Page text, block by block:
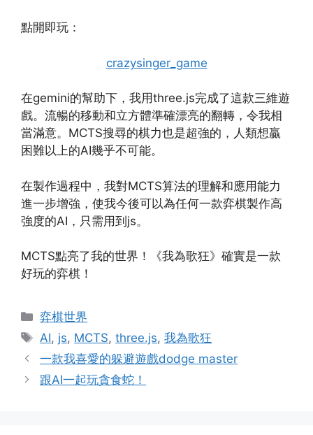
點開即玩：
crazysinger_game
在gemini的幫助下，我用three.js完成了這款三維遊
戲。流暢的移動和立方體準確漂亮的翻轉，令我相
當滿意。MCTS搜尋的棋力也是超強的，人類想贏
困難以上的AI幾乎不可能。
在製作過程中，我對MCTS算法的理解和應用能力
進一步增強，使我今後可以為任何一款弈棋製作高
強度的AI，只需用到js。
MCTS點亮了我的世界！《我為歌狂》確實是一款
好玩的弈棋！
Categories
弈棋世界
Tags
AI, js, MCTS,three.js,我為歌狂
一款我喜愛的躲避遊戲dodge master
跟AI一起玩貪食蛇！